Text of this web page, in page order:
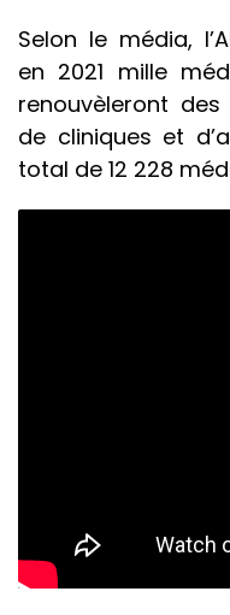
Selon le média,
en 2021 mille
renouvèleront
de cliniques et
total de 12 228